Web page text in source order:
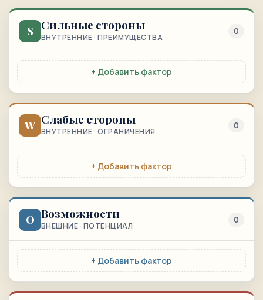
S Сильные стороны
ВНУТРЕННИЕ · ПРЕИМУЩЕСТВА
0
+ Добавить фактор
W Слабые стороны
ВНУТРЕННИЕ · ОГРАНИЧЕНИЯ
0
+ Добавить фактор
O Возможности
ВНЕШНИЕ · ПОТЕНЦИАЛ
0
+ Добавить фактор